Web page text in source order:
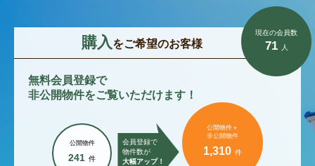
購入 をご希望のお客様
無料会員登録で
非公開物件をご覧いただけます！
会員登録で
物件数が
大幅アップ！
公開物件
241 件
公開物件＋
非公開物件
1,310 件
現在の会員数
71 人